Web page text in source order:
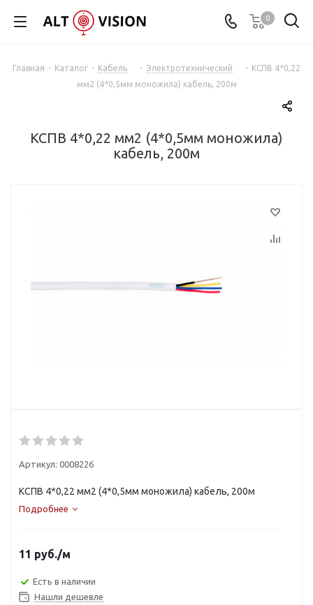
0
Главная - Каталог - Кабель - Электротехнический - КСПВ 4*0,22
мм2 (4*0,5мм моножила) кабель, 200м
КСПВ 4*0,22 мм2 (4*0,5мм моножила)
кабель, 200м
Артикул: 0008226
КСПВ 4*0,22 мм2 (4*0,5мм моножила) кабель, 200м
Подробнее
11 руб./м
Есть в наличии
Нашли дешевле